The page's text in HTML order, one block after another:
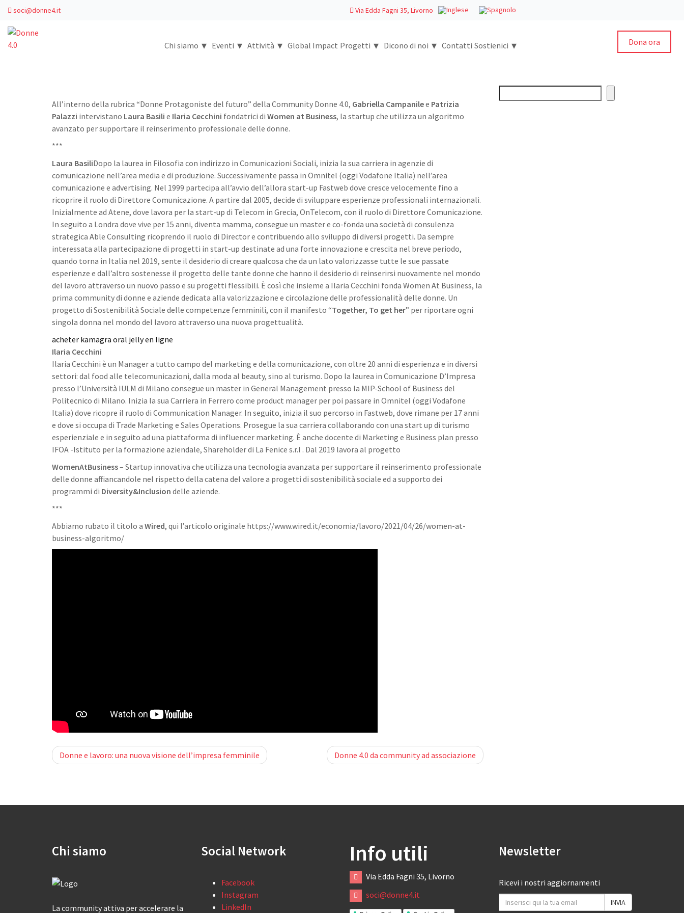
soci@donne4.it Via Edda Fagni 35, Livorno
Chi siamo ▾ Eventi ▾ Attività ▾ Global Impact Progetti ▾ Dicono di noi ▾ Contatti Sostienici ▾ Dona ora
All’interno della rubrica “Donne Protagoniste del futuro” della Community Donne 4.0, Gabriella Campanilee Patrizia
Palazzi intervistano Laura Basili e Ilaria Cecchini fondatrici di Women at Business, la startup che utilizza un algoritmo
avanzato per supportare il reinserimento professionale delle donne.
***
Laura BasiliDopo la laurea in Filosofia con indirizzo in Comunicazioni Sociali, inizia la sua carriera in agenzie di
comunicazione nell’area media e di produzione. Successivamente passa in Omnitel (oggi Vodafone Italia) nell’area
comunicazione e advertising. Nel 1999 partecipa all’avvio dell’allora start-up Fastweb dove cresce velocemente fino a
ricoprire il ruolo di Direttore Comunicazione. A partire dal 2005, decide di sviluppare esperienze professionali internazionali.
Inizialmente ad Atene, dove lavora per la start-up di Telecom in Grecia, OnTelecom, con il ruolo di Direttore Comunicazione.
In seguito a Londra dove vive per 15 anni, diventa mamma, consegue un master e co-fonda una società di consulenza
strategica Able Consulting ricoprendo il ruolo di Director e contribuendo allo sviluppo di diversi progetti. Da sempre
interessata alla partecipazione di progetti in start-up destinate ad una forte innovazione e crescita nel breve periodo,
quando torna in Italia nel 2019, sente il desiderio di creare qualcosa che da un lato valorizzasse tutte le sue passate
esperienze e dall’altro sostenesse il progetto delle tante donne che hanno il desiderio di reinserirsi nuovamente nel mondo
del lavoro attraverso un nuovo passo e su progetti flessibili. È così che insieme a Ilaria Cecchini fonda Women At Business, la
prima community di donne e aziende dedicata alla valorizzazione e circolazione delle professionalità delle donne. Un
progetto di Sostenibilità Sociale delle competenze femminili, con il manifesto “Together, To get her” per riportare ogni
singola donna nel mondo del lavoro attraverso una nuova progettualità.
acheter kamagra oral jelly en ligne
Ilaria Cecchini
Ilaria Cecchini è un Manager a tutto campo del marketing e della comunicazione, con oltre 20 anni di esperienza e in diversi
settori: dal food alle telecomunicazioni, dalla moda al beauty, sino al turismo. Dopo la laurea in Comunicazione D’Impresa
presso l’Università IULM di Milano consegue un master in General Management presso la MIP-School of Business del
Politecnico di Milano. Inizia la sua Carriera in Ferrero come product manager per poi passare in Omnitel (oggi Vodafone
Italia) dove ricopre il ruolo di Communication Manager. In seguito, inizia il suo percorso in Fastweb, dove rimane per 17 anni
e dove si occupa di Trade Marketing e Sales Operations. Prosegue la sua carriera collaborando con una start up di turismo
esperienziale e in seguito ad una piattaforma di influencer marketing. È anche docente di Marketing e Business plan presso
IFOA -Istituto per la formazione aziendale, Shareholder di La Fenice s.r.l . Dal 2019 lavora al progetto
WomenAtBusiness– Startup innovativa che utilizza una tecnologia avanzata per supportare il reinserimento professionale
delle donne affiancandole nel rispetto della catena del valore a progetti di sostenibilità sociale ed a supporto dei
programmi di Diversity&Inclusion delle aziende.
***
Abbiamo rubato il titolo a Wired, qui l’articolo originale https://www.wired.it/economia/lavoro/2021/04/26/women-at-
business-algoritmo/
Post
Donne e lavoro: una nuova visione dell’impresa femminile Donne 4.0 da community ad associazione
Chi siamo
La community attiva per accelerare la
Social Network
Facebook
Instagram
LinkedIn
Info utili
Via Edda Fagni 35, Livorno
soci@donne4.it
Newsletter
Ricevi i nostri aggiornamenti